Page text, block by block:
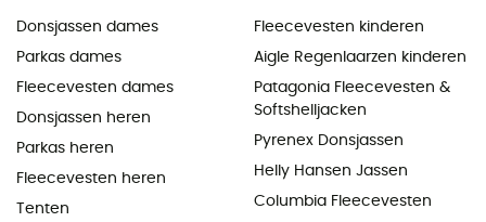
Donsjassen dames
Parkas dames
Fleecevesten dames
Donsjassen heren
Parkas heren
Fleecevesten heren
Tenten
Fleecevesten kinderen
Aigle Regenlaarzen kinderen
Patagonia Fleecevesten &
Softshelljacken
Pyrenex Donsjassen
Helly Hansen Jassen
Columbia Fleecevesten